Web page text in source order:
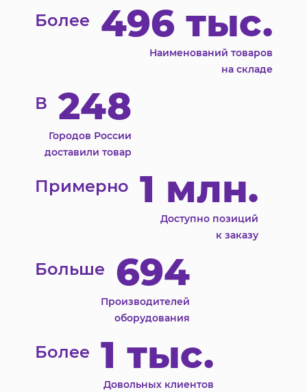
Более 496 тыс.
Наименований товаров
на складе
В 248
Городов России
доставили товар
Примерно 1 млн.
Доступно позиций
к заказу
Больше 694
Производителей
оборудования
Более 1 тыс.
Довольных клиентов